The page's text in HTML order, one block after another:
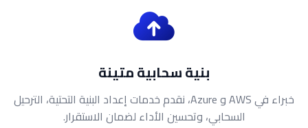
بنية سحابية متينة
خبراء في AWS و Azure، نقدم خدمات إعداد البنية التحتية، الترحيل
السحابي، وتحسين الأداء لضمان الاستقرار.